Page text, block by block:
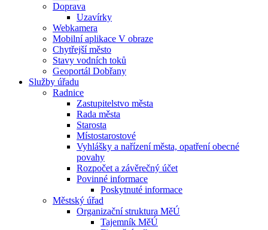
Doprava
Uzavírky
Webkamera
Mobilní aplikace V obraze
Chytřejší město
Stavy vodních toků
Geoportál Dobřany
Služby úřadu
Radnice
Zastupitelstvo města
Rada města
Starosta
Místostarostové
Vyhlášky a nařízení města, opatření obecné
povahy
Rozpočet a závěrečný účet
Povinné informace
Poskytnuté informace
Městský úřad
Organizační struktura MěÚ
Tajemník MěÚ